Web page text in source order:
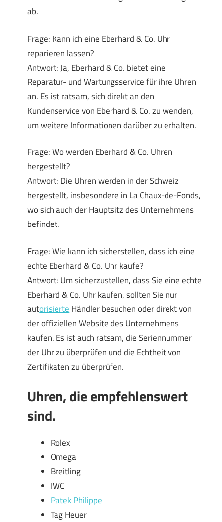
ab.
Frage: Kann ich eine Eberhard & Co. Uhr
reparieren lassen?
Antwort: Ja, Eberhard & Co. bietet eine
Reparatur- und Wartungsservice für ihre Uhren
an. Es ist ratsam, sich direkt an den
Kundenservice von Eberhard & Co. zu wenden,
um weitere Informationen darüber zu erhalten.
Frage: Wo werden Eberhard & Co. Uhren
hergestellt?
Antwort: Die Uhren werden in der Schweiz
hergestellt, insbesondere in La Chaux-de-Fonds,
wo sich auch der Hauptsitz des Unternehmens
befindet.
Frage: Wie kann ich sicherstellen, dass ich eine
echte Eberhard & Co. Uhr kaufe?
Antwort: Um sicherzustellen, dass Sie eine echte
Eberhard & Co. Uhr kaufen, sollten Sie nur
autorisierte Händler besuchen oder direkt von
der offiziellen Website des Unternehmens
kaufen. Es ist auch ratsam, die Seriennummer
der Uhr zu überprüfen und die Echtheit von
Zertifikaten zu überprüfen.
Uhren, die empfehlenswert
sind.
Rolex
Omega
Breitling
IWC
Patek Philippe
Tag Heuer